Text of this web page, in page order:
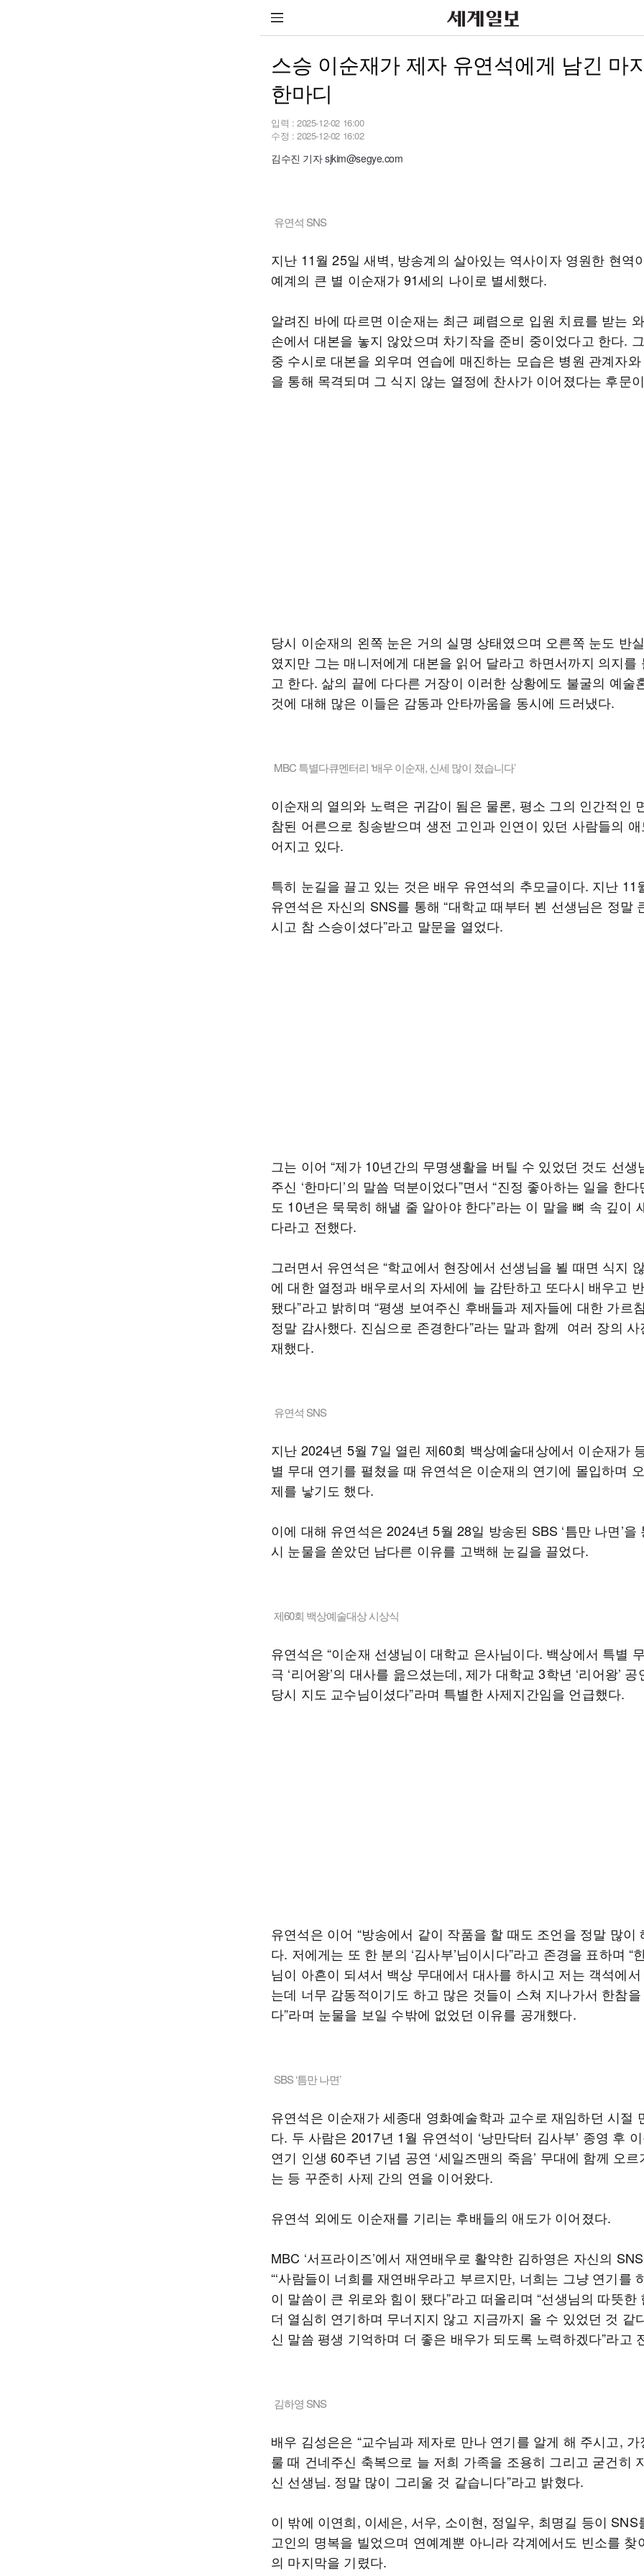
스승 이순재가 제자 유연석에게 남긴 마
한마디
입력 : 2025-12-02 16:00
수정 : 2025-12-02 16:02
김수진 기자 sjkim@segye.com
유연석 SNS
지난 11월 25일 새벽, 방송계의 살아있는 역사이자 영원한 현역
예계의 큰 별 이순재가 91세의 나이로 별세했다.
알려진 바에 따르면 이순재는 최근 폐렴으로 입원 치료를 받는
손에서 대본을 놓지 않았으며 차기작을 준비 중이었다고 한다.
중 수시로 대본을 외우며 연습에 매진하는 모습은 병원 관계자
을 통해 목격되며 그 식지 않는 열정에 찬사가 이어졌다는 후문
당시 이순재의 왼쪽 눈은 거의 실명 상태였으며 오른쪽 눈도 반
였지만 그는 매니저에게 대본을 읽어 달라고 하면서까지 의지를
고 한다. 삶의 끝에 다다른 거장이 이러한 상황에도 불굴의 예술
것에 대해 많은 이들은 감동과 안타까움을 동시에 드러냈다.
MBC 특별다큐멘터리 ‘배우 이순재, 신세 많이 졌습니다’
이순재의 열의와 노력은 귀감이 됨은 물론, 평소 그의 인간적인
참된 어른으로 칭송받으며 생전 고인과 인연이 있던 사람들의 애
어지고 있다.
특히 눈길을 끌고 있는 것은 배우 유연석의 추모글이다. 지난 11
유연석은 자신의 SNS를 통해 “대학교 때부터 뵌 선생님은 정말
시고 참 스승이셨다”라고 말문을 열었다.
그는 이어 “제가 10년간의 무명생활을 버틸 수 있었던 것도 선생
주신 ‘한마디’의 말씀 덕분이었다”면서 “진정 좋아하는 일을 한다
도 10년은 묵묵히 해낼 줄 알아야 한다”라는 이 말을 뼈 속 깊이
다라고 전했다.
그러면서 유연석은 “학교에서 현장에서 선생님을 뵐 때면 식지
에 대한 열정과 배우로서의 자세에 늘 감탄하고 또다시 배우고
됐다”라고 밝히며 “평생 보여주신 후배들과 제자들에 대한 가르
정말 감사했다. 진심으로 존경한다”라는 말과 함께 여러 장의 사
재했다.
유연석 SNS
지난 2024년 5월 7일 열린 제60회 백상예술대상에서 이순재가
별 무대 연기를 펼쳤을 때 유연석은 이순재의 연기에 몰입하며
제를 낳기도 했다.
이에 대해 유연석은 2024년 5월 28일 방송된 SBS ‘틈만 나면’을
시 눈물을 쏟았던 남다른 이유를 고백해 눈길을 끌었다.
제60회 백상예술대상 시상식
유연석은 “이순재 선생님이 대학교 은사님이다. 백상에서 특별
극 ‘리어왕’의 대사를 읊으셨는데, 제가 대학교 3학년 ‘리어왕’ 공
당시 지도 교수님이셨다”라며 특별한 사제지간임을 언급했다.
유연석은 이어 “방송에서 같이 작품을 할 때도 조언을 정말 많이
다. 저에게는 또 한 분의 ‘김사부’님이시다”라고 존경을 표하며 “
님이 아흔이 되셔서 백상 무대에서 대사를 하시고 저는 객석에서
는데 너무 감동적이기도 하고 많은 것들이 스쳐 지나가서 한참을
다”라며 눈물을 보일 수밖에 없었던 이유를 공개했다.
SBS ‘틈만 나면’
유연석은 이순재가 세종대 영화예술학과 교수로 재임하던 시절
다. 두 사람은 2017년 1월 유연석이 ‘낭만닥터 김사부’ 종영 후
연기 인생 60주년 기념 공연 ‘세일즈맨의 죽음’ 무대에 함께 오
는 등 꾸준히 사제 간의 연을 이어왔다.
유연석 외에도 이순재를 기리는 후배들의 애도가 이어졌다.
MBC ‘서프라이즈’에서 재연배우로 활약한 김하영은 자신의
“‘사람들이 너희를 재연배우라고 부르지만, 너희는 그냥 연기를
이 말씀이 큰 위로와 힘이 됐다”라고 떠올리며 “선생님의 따뜻한
더 열심히 연기하며 무너지지 않고 지금까지 올 수 있었던 것 같
신 말씀 평생 기억하며 더 좋은 배우가 되도록 노력하겠다”라고
김하영 SNS
배우 김성은은 “교수님과 제자로 만나 연기를 알게 해 주시고, 가
룰 때 건네주신 축복으로 늘 저희 가족을 조용히 그리고 굳건히
신 선생님. 정말 많이 그리울 것 같습니다”라고 밝혔다.
이 밖에 이연희, 이세은, 서우, 소이현, 정일우, 최명길 등이 SNS
고인의 명복을 빌었으며 연예계뿐 아니라 각계에서도 빈소를 찾
의 마지막을 기렸다.